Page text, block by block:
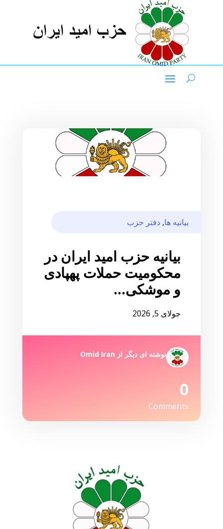
بیانیه ها, دفتر حزب
بیانیه حزب امید ایران در
محکومیت حملات پهپادی
و موشکی...
جولای 5, 2026
نوشته ای دیگر از Omid Iran
0
Comments